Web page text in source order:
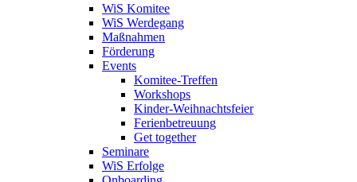
WiS Komitee
WiS Werdegang
Maßnahmen
Förderung
Events
Komitee-Treffen
Workshops
Kinder-Weihnachtsfeier
Ferienbetreuung
Get together
Seminare
WiS Erfolge